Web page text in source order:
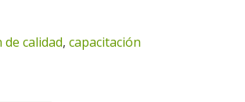
de calidad, capacitación